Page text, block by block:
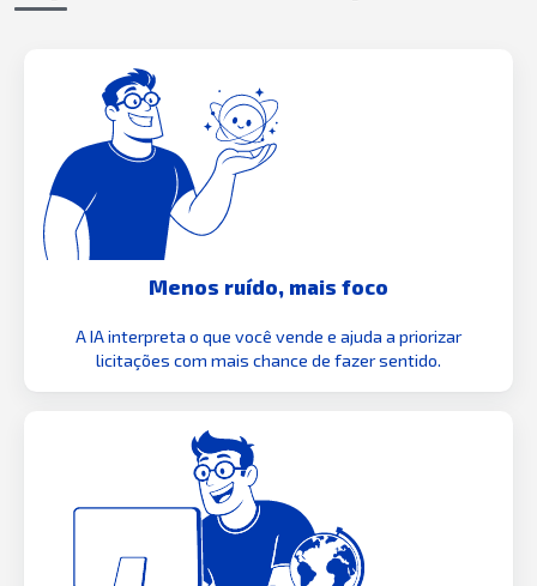
Menos ruído, mais foco
A IA interpreta o que você vende e ajuda a priorizar
licitações com mais chance de fazer sentido.